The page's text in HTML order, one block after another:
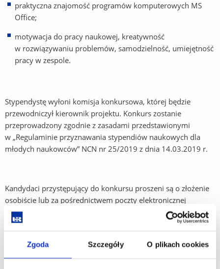
Zgoda Szczegóły O plikach cookies
praktyczna znajomość programów komputerowych MS
Office;
motywacja do pracy naukowej, kreatywność
w rozwiązywaniu problemów, samodzielność, umiejętność
pracy w zespole.
Stypendystę wyłoni komisja konkursowa, której będzie
przewodniczył kierownik projektu. Konkurs zostanie
przeprowadzony zgodnie z zasadami przedstawionymi
w „Regulaminie przyznawania stypendiów naukowych dla
młodych naukowców” NCN nr 25/2019 z dnia 14.03.2019 r.
Kandydaci przystępujący do konkursu proszeni są o złożenie
osobiście lub za pośrednictwem poczty elektronicznej
wymienione poniżej w terminie do dnia
8 grudnia 2021 r.
dokumenty na adres: